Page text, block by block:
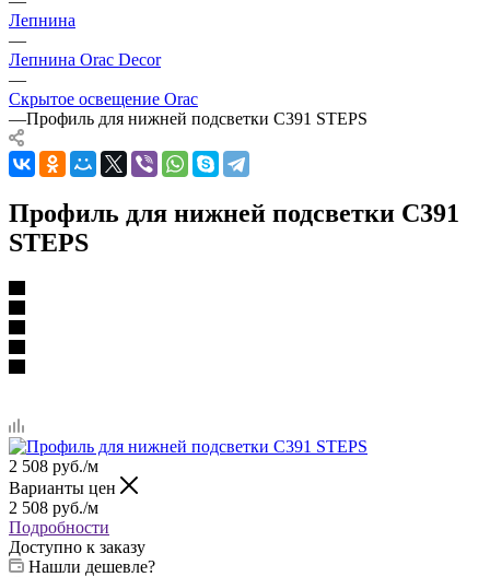
Лепнина
—
Лепнина Orac Decor
—
Скрытое освещение Orac
—Профиль для нижней подсветки C391 STEPS
Профиль для нижней подсветки C391
STEPS
2 508 руб./м
Варианты цен
2 508 руб./м
Подробности
Доступно к заказу
Нашли дешевле?